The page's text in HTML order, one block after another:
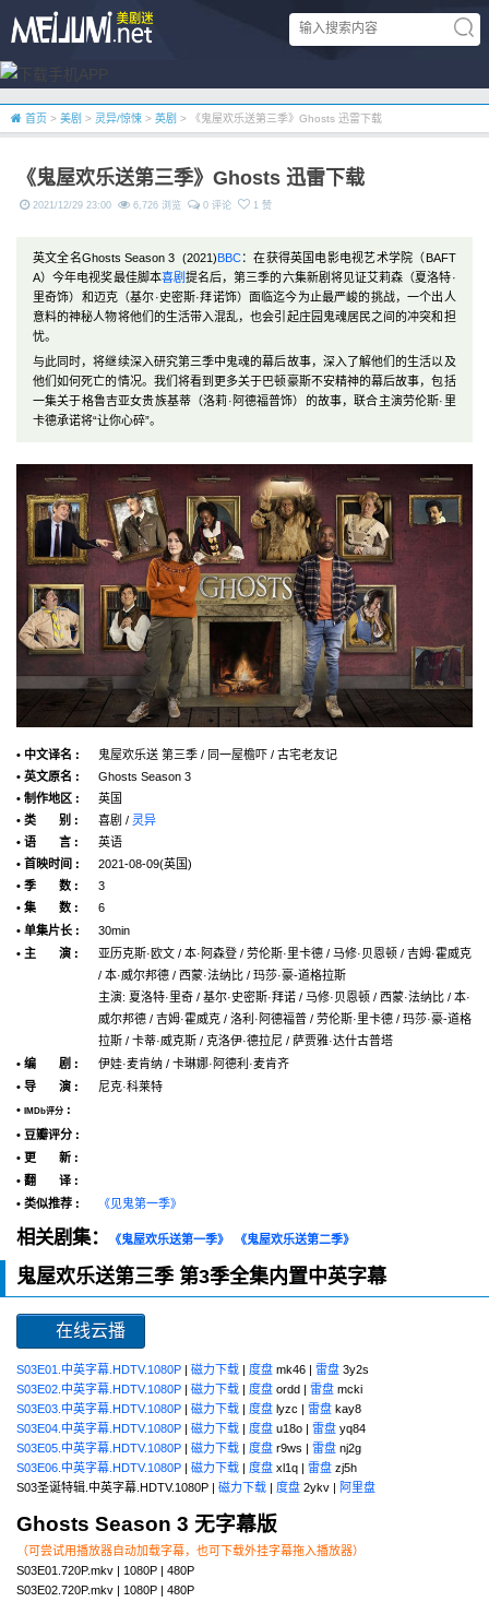
首页 > 美剧 > 灵异/惊悚 > 英剧 > 《鬼屋欢乐送第三季》Ghosts 迅雷下载
《鬼屋欢乐送第三季》Ghosts 迅雷下载
2021/12/29 23:00 6,726 浏览 0 评论 1 赞
英文全名Ghosts Season 3 (2021)BBC：在获得英国电影电视艺术学院（BAFT
A）今年电视奖最佳脚本喜剧提名后，第三季的六集新剧将见证艾莉森（夏洛特·
里奇饰）和迈克（基尔·史密斯·拜诺饰）面临迄今为止最严峻的挑战，一个出人
意料的神秘人物将他们的生活带入混乱，也会引起庄园鬼魂居民之间的冲突和担
忧。
与此同时，将继续深入研究第三季中鬼魂的幕后故事，深入了解他们的生活以及
他们如何死亡的情况。我们将看到更多关于巴顿豪斯不安精神的幕后故事，包括
一集关于格鲁吉亚女贵族基蒂（洛莉·阿德福普饰）的故事，联合主演劳伦斯·里
卡德承诺将“让你心碎”。
• 中文译名 :
鬼屋欢乐送 第三季 / 同一屋檐吓 / 古宅老友记
• 英文原名 :
Ghosts Season 3
• 制作地区 :
英国
• 类 别 :
喜剧 / 灵异
• 语 言 :
英语
• 首映时间 :
2021-08-09(英国)
• 季 数 :
3
• 集 数 :
6
• 单集片长 :
30min
• 主 演 :
亚历克斯·欧文 / 本·阿森登 / 劳伦斯·里卡德 / 马修·贝恩顿 / 吉姆·霍威克
/ 本·威尔邦德 / 西蒙·法纳比 / 玛莎·豪-道格拉斯
主演: 夏洛特·里奇 / 基尔·史密斯·拜诺 / 马修·贝恩顿 / 西蒙·法纳比 / 本·
威尔邦德 / 吉姆·霍威克 / 洛利·阿德福普 / 劳伦斯·里卡德 / 玛莎·豪-道格
拉斯 / 卡蒂·威克斯 / 克洛伊·德拉尼 / 萨贾雅·达什古普塔
• 编 剧 :
伊娃·麦肯纳 / 卡琳娜·阿德利·麦肯齐
• 导 演 :
尼克·科莱特
•
IMDb评分 :
• 豆瓣评分 :
• 更 新 :
• 翻 译 :
• 类似推荐 :
《见鬼第一季》
相关剧集： 《鬼屋欢乐送第一季》 《鬼屋欢乐送第二季》
鬼屋欢乐送第三季 第3季全集内置中英字幕
在线云播
S03E01.中英字幕.HDTV.1080P 磁力下载 度盘 mk46 | 雷盘 3y2s
S03E02.中英字幕.HDTV.1080P
磁力下载 度盘 ordd | 雷盘 mcki
S03E03.中英字幕.HDTV.1080P
磁力下载 度盘 lyzc | 雷盘 kay8
S03E04.中英字幕.HDTV.1080P
磁力下载 度盘 u18o | 雷盘 yq84
S03E05.中英字幕.HDTV.1080P
磁力下载 度盘 r9ws | 雷盘 nj2g
S03E06.中英字幕.HDTV.1080P
磁力下载 度盘 xl1q | 雷盘 zj5h
S03圣诞特辑.中英字幕.HDTV.1080P | 磁力下载 度盘 2ykv | 阿里盘
Ghosts Season 3 无字幕版
（可尝试用播放器自动加载字幕，也可下载外挂字幕拖入播放器）
S03E01.720P.mkv | 1080P | 480P
S03E02.720P.mkv | 1080P | 480P